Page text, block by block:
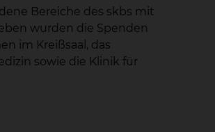
Bereiche des skbs mit
wurden die Spenden
im Kreißsaal, das
sowie die Klinik für